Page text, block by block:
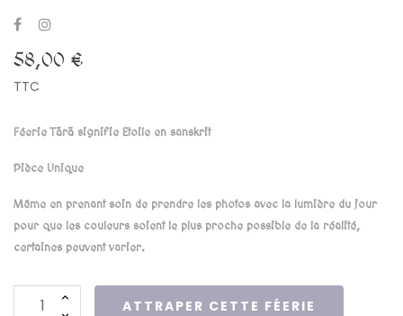
58,00 €
TTC
Féerie Tārā signifie Etoile en sanskrit
Pièce Unique
Même en prenant soin de prendre les photos avec la lumière du jour
pour que les couleurs soient le plus proche possible de la réalité,
certaines peuvent varier.
ATTRAPER CETTE FÉERIE